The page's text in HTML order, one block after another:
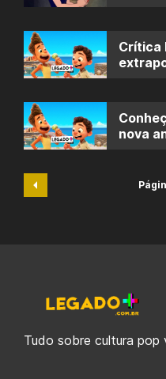
Crítica
nova
Tudo sobre cultura pop